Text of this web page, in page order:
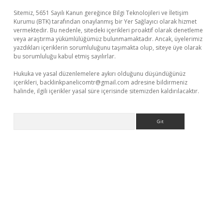
Sitemiz, 5651 Sayılı Kanun gereğince Bilgi Teknolojileri ve İletişim
Kurumu (BTK) tarafından onaylanmış bir Yer Sağlayıcı olarak hizmet
vermektedir. Bu nedenle, sitedeki içerikleri proaktif olarak denetleme
veya araştırma yükümlülüğümüz bulunmamaktadır. Ancak, üyelerimiz
yazdıkları içeriklerin sorumluluğunu taşımakta olup, siteye üye olarak
bu sorumluluğu kabul etmiş sayılırlar.
Hukuka ve yasal düzenlemelere aykırı olduğunu düşündüğünüz
içerikleri, backlinkpanelicomtr@gmail.com adresine bildirmeniz
halinde, ilgili içerikler yasal süre içerisinde sitemizden kaldırılacaktır.